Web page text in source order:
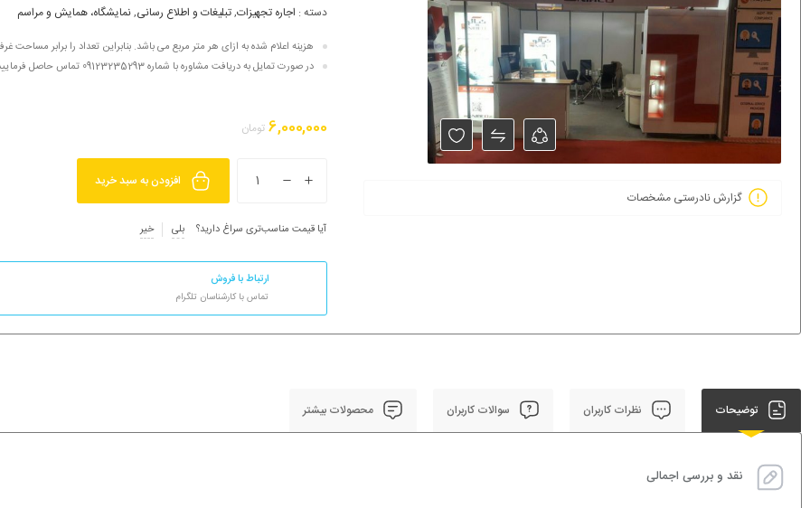
گزارش نادرستی مشخصات
دسته : اجاره تجهیزات,تبلیغات و اطلاع رسانی,نمایشگاه، همایش و مراسم
هزینه اعلام شده به ازای هر متر مربع می باشد. بنابراین تعداد را برابر مساحت
در صورت تمایل به دریافت مشاوره با شماره 09123235293 تماس حاصل فرمایید.
6,000,000 تومان
افزودن به سبد خرید
آیا قیمت مناسب‌تری سراغ دارید؟ بلی خیر
ارتباط با فروش
تماس با کارشناسان تلگرام
توضیحات نظرات کاربران سوالات کاربران محصولات بیشتر
نقد و بررسی اجمالی